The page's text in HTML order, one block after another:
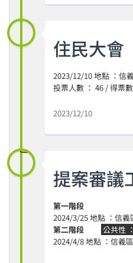
住民大會
2023/12/10 地點 ：信
投票人數 ： 46 / 得票
2023/12/10
提案審議
第一階段
2024/3/25 地點 ：信義
第二階段
公共性 ：
2024/4/8 地點 ：信義